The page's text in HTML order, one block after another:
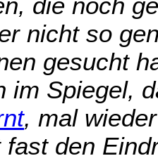
nicht so
gesucht
im Spiegel,
, mal
fast den